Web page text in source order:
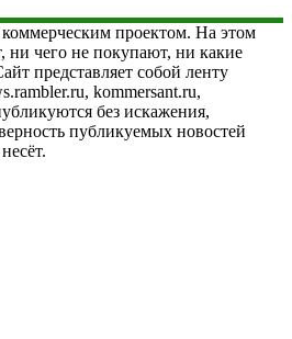
проектом. На этом
ни чего не покупают, ни какие
представляет собой ленту
kommersant.ru,
без искажения,
публикуемых новостей